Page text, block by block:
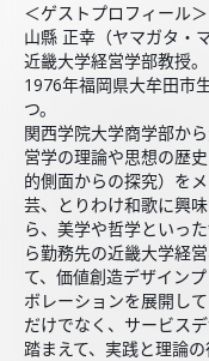
＜ゲストプロフィール＞
山縣 正幸（ヤマガタ・
近畿大学経営学部教授。
1976年福岡県大牟田市
つ。
関西学院大学商学部か
営学の理論や思想の歴
的側面からの探究）を
芸、とりわけ和歌に興
ら、美学や哲学といっ
ら勤務先の近畿大学経
て、価値創造デザイン
ボレーションを展開し
だけでなく、サービス
踏まえて、実践と理論の